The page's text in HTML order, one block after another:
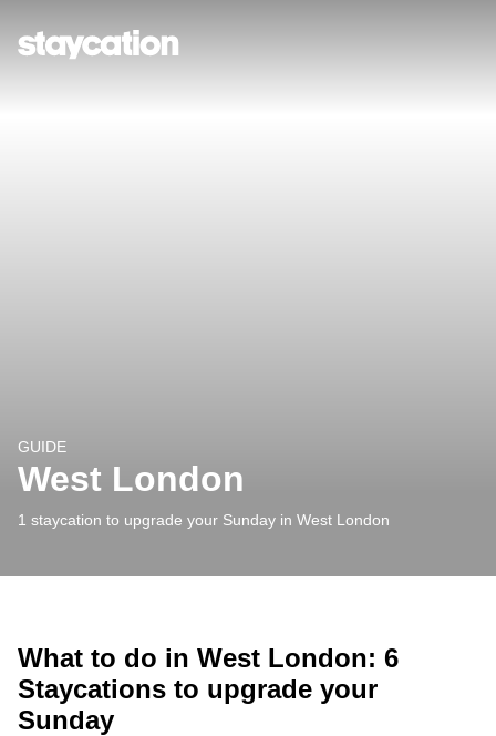
GUIDE
West London
1 staycation to upgrade your Sunday in West London
What to do in West London: 6
Staycations to upgrade your
Sunday